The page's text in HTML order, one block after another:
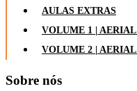
AULAS EXTRAS
VOLUME 1 |
VOLUME 2 |
Sobre nós